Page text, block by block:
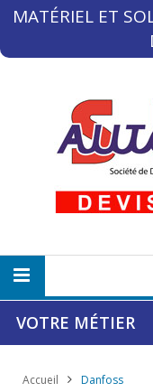
MATÉRIEL ET
VOTRE MÉTIER
Accueil Danfoss